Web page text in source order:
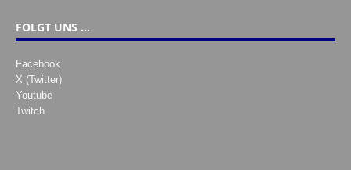
FOLGT UNS …
Facebook
X (Twitter)
Youtube
Twitch